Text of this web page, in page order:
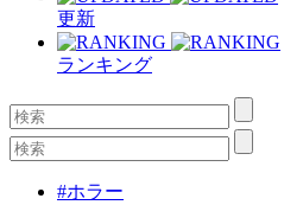
更新
ランキング
#ホラー